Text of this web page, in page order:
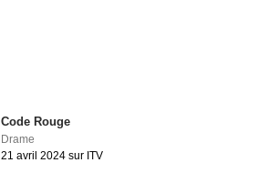
Code Rouge
Drame
21 avril 2024 sur ITV